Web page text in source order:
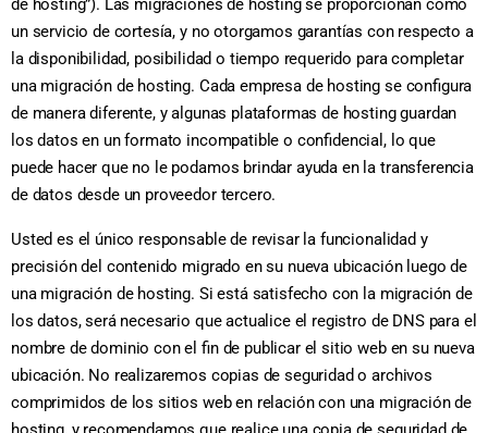
de hosting”). Las migraciones de hosting se proporcionan como
un servicio de cortesía, y no otorgamos garantías con respecto a
la disponibilidad, posibilidad o tiempo requerido para completar
una migración de hosting. Cada empresa de hosting se configura
de manera diferente, y algunas plataformas de hosting guardan
los datos en un formato incompatible o confidencial, lo que
puede hacer que no le podamos brindar ayuda en la transferencia
de datos desde un proveedor tercero.
Usted es el único responsable de revisar la funcionalidad y
precisión del contenido migrado en su nueva ubicación luego de
una migración de hosting. Si está satisfecho con la migración de
los datos, será necesario que actualice el registro de DNS para el
nombre de dominio con el fin de publicar el sitio web en su nueva
ubicación. No realizaremos copias de seguridad o archivos
comprimidos de los sitios web en relación con una migración de